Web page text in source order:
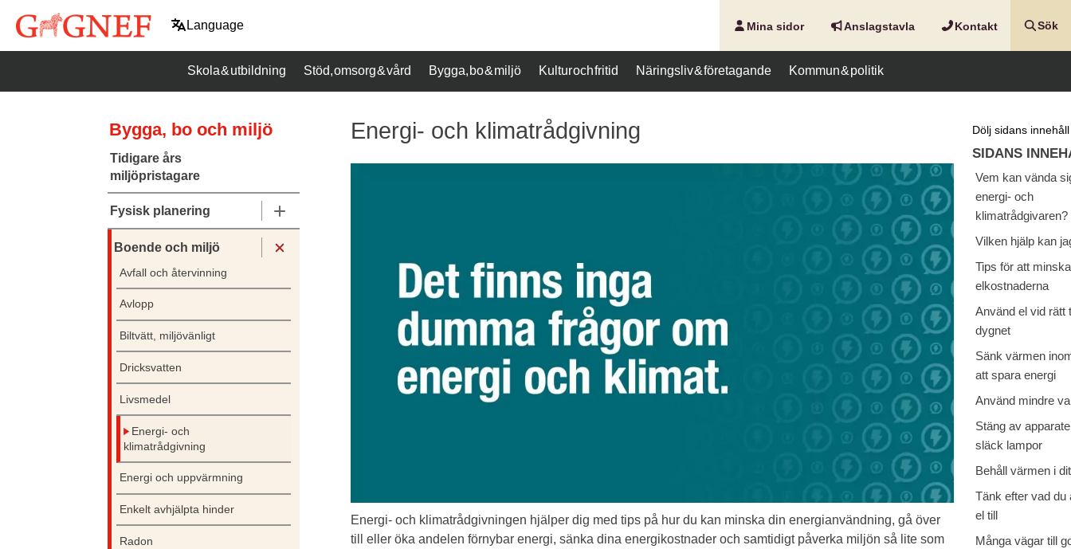
Language Mina sidor Anslags­tavla Kontakt Sök
Skola & utbildning Stöd, omsorg & vård Bygga, bo & miljö Kultur och fritid Näringsliv & företagande Kommun & politik
Bygga, bo och miljö
Tidigare års
miljöpristagare
Fysisk planering
Boende och miljö
Avfall och återvinning
Avlopp
Biltvätt, miljövänligt
Dricksvatten
Livsmedel
Energi- och
klimatrådgivning
Energi och uppvärmning
Enkelt avhjälpta hinder
Radon
Energi- och klimatrådgivning
Energi- och klimatrådgivningen hjälper dig med tips på hur du kan minska din energianvändning, gå över
till eller öka andelen förnybar energi, sänka dina energikostnader och samtidigt påverka miljön så lite som
Dölj sidans innehåll
SIDANS
Vem kan vända
energi- och
klimatrådgivaren?
Vilken hjälp kan
Tips för att minska
elkostnaderna
Använd el vid rätt
dygnet
Sänk värmen
att spara energi
Använd mindre
Stäng av
släck lampor
Behåll värmen i
Tänk efter vad du
el till
Många vägar till